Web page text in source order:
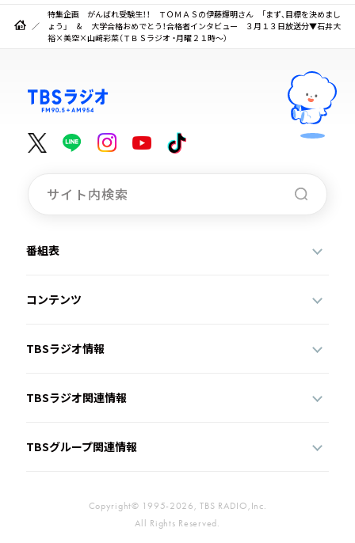
特集企画 がんばれ受験生！！ ＴＯＭＡＳの伊藤輝明さん 「まず、目標を決めまし
ょう」 ＆ 大学合格おめでとう！合格者インタビュー ３月１３日放送分▼石井大
裕×美空×山﨑彩菜（ＴＢＳラジオ ・月曜２１時～）
番組表
コンテンツ
TBSラジオ情報
TBSラジオ関連情報
TBSグループ関連情報
Copyright© 1995-2026, TBS RADIO,Inc.
All Rights Reserved.